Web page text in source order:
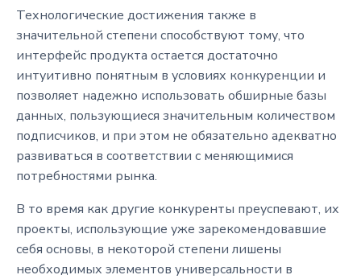
Технологические достижения также в
значительной степени способствуют тому, что
интерфейс продукта остается достаточно
интуитивно понятным в условиях конкуренции и
позволяет надежно использовать обширные базы
данных, пользующиеся значительным количеством
подписчиков, и при этом не обязательно адекватно
развиваться в соответствии с меняющимися
потребностями рынка.
В то время как другие конкуренты преуспевают, их
проекты, использующие уже зарекомендовавшие
себя основы, в некоторой степени лишены
необходимых элементов универсальности в